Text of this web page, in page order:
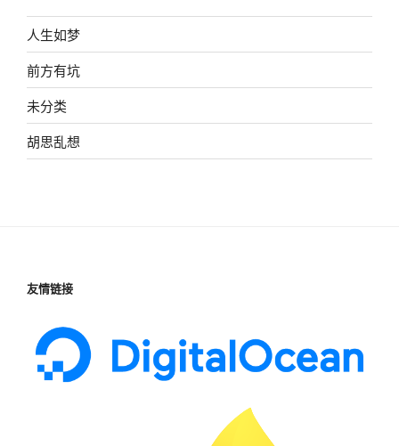
人生如梦
前方有坑
未分类
胡思乱想
友情链接